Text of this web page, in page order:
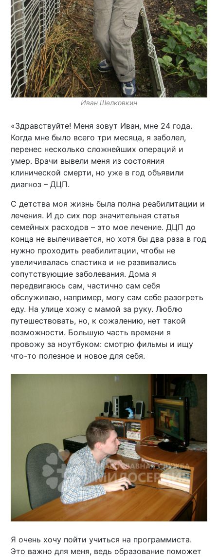
Иван Шелковкин
«Здравствуйте! Меня зовут Иван, мне 24 года.
Когда мне было всего три месяца, я заболел,
перенес несколько сложнейших операций и
умер. Врачи вывели меня из состояния
клинической смерти, но уже в год объявили
диагноз – ДЦП.
С детства моя жизнь была полна реабилитации и
лечения. И до сих пор значительная статья
семейных расходов – это мое лечение. ДЦП до
конца не вылечивается, но хотя бы два раза в год
нужно проходить реабилитации, чтобы не
увеличивалась спастика и не развивались
сопутствующие заболевания. Дома я
передвигаюсь сам, частично сам себя
обслуживаю, например, могу сам себе разогреть
еду. На улице хожу с мамой за руку. Люблю
путешествовать, но, к сожалению, нет такой
возможности. Большую часть времени я
провожу за ноутбуком: смотрю фильмы и ищу
что-то полезное и новое для себя.
Я очень хочу пойти учиться на программиста.
Это важно для меня, ведь образование поможет